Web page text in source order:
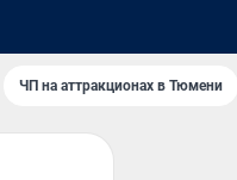
ЧП на аттракционах в Тюмени